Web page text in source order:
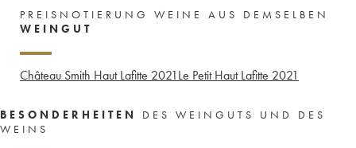
PREISNOTIERUNG WEINE AUS DEMSELBEN
WEINGUT
Château Smith Haut Lafitte 2021Le Petit Haut Lafitte 2021
BESONDERHEITEN
DES WEINGUTS UND DES
WEINS